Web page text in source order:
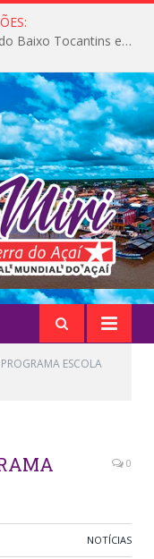
Igarapé-Miri conquista o melhor IDEB do Baixo Tocantins e avança na qualidade da educação pública
ESCOLA
0
NOTÍCIAS